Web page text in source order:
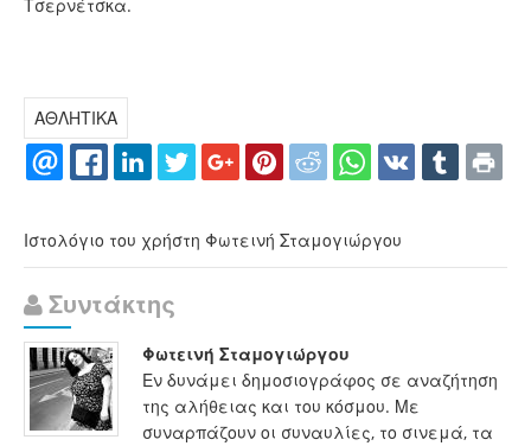
Τσερνέτσκα.
ΑΘΛΗΤΙΚΑ
Ιστολόγιο του χρήστη Φωτεινή Σταμογιώργου
Συντάκτης
Φωτεινή Σταμογιώργου
Εν δυνάμει δημοσιογράφος σε αναζήτηση
της αλήθειας και του κόσμου. Με
συναρπάζουν οι συναυλίες, το σινεμά, τα